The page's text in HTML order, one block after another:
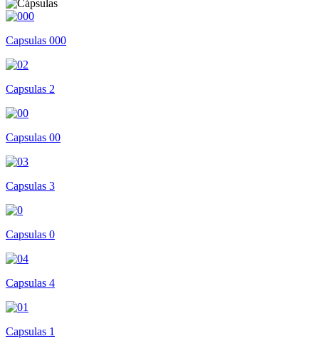
Capsulas 000
Capsulas 2
Capsulas 00
Capsulas 3
Capsulas 0
Capsulas 4
Capsulas 1